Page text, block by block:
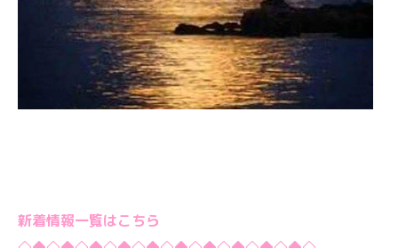
新着情報一覧はこちら